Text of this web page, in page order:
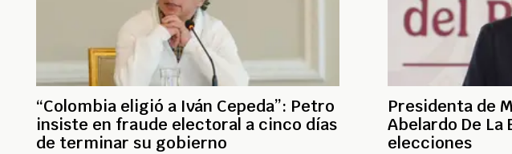
“Colombia eligió a Iván Cepeda”: Petro
insiste en fraude electoral a cinco días
de terminar su gobierno
Presidenta de
Abelardo De
elecciones